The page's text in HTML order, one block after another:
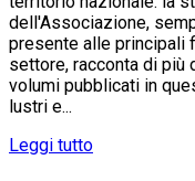
dell'Associazione,
presente alle principali
settore, racconta di più
volumi pubblicati in
lustri e...
Leggi tutto